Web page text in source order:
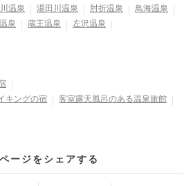
温泉 湯田川温泉 肘折温泉
鳥海温泉
泉 蔵王温泉
左沢温泉
キングの宿
客室露天風呂のある温泉旅館
ージをシェアする